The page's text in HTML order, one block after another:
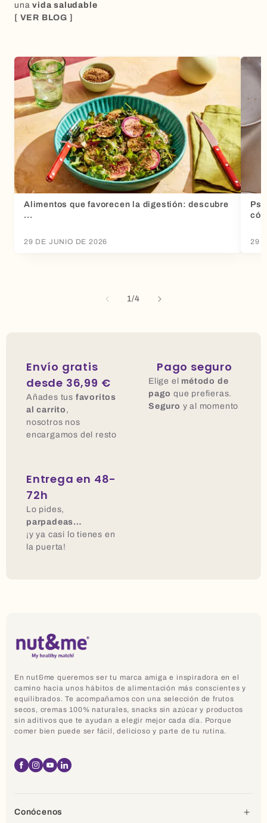
unavida saludable
[ VER BLOG ]
Alimentos que favorecen la digestión: descubre
...
29 DE JUNIO DE 2026 29
1/de
4
Envío gratis
desde 36,99 €
Añades tus favoritos
al carrito ,
nosotros nos
encargamos del resto
Pago seguro
Elige el
método de
pago que prefieras.
Seguro y al momento
Entrega en 48-
72h
Lo pides,
parpadeas…
¡y ya casi lo tienes en
la puerta!
En nut&me queremos ser tu marca amiga e inspiradora en el
camino hacia unos hábitos de alimentación más conscientes y
equilibrados. Te acompañamos con una selección de frutos
secos, cremas 100% naturales, snacks sin azúcar y productos
sin aditivos que te ayudan a elegir mejor cada día. Porque
comer bien puede ser fácil, delicioso y parte de tu rutina.
Facebook
Instagram
YouTube
Linkedin
Conócenos